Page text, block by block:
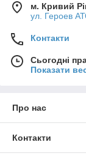
м. Кривий
ул. Героев
Контакти
Сьогодні
Показати
Про нас
Контакти